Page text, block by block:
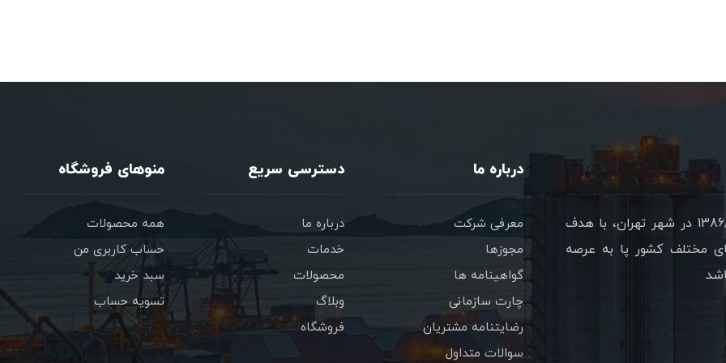
شرکت پترو سازه تدبير گستر با نام تجاري پتساکو در 1386/08/17 در شهر تهران، با هدف
مختلف کشور پا به عرصه
درباره ما
معرفی شرکت
مجوزها
گواهینامه ها
چارت سازمانی
رضایتنامه مشتریان
سوالات متداول
دسترسی سریع
درباره ما
خدمات
محصولات
وبلاگ
فروشگاه
منوهای فروشگاه
همه محصولات
حساب کاربری من
سبد خرید
تسویه حساب